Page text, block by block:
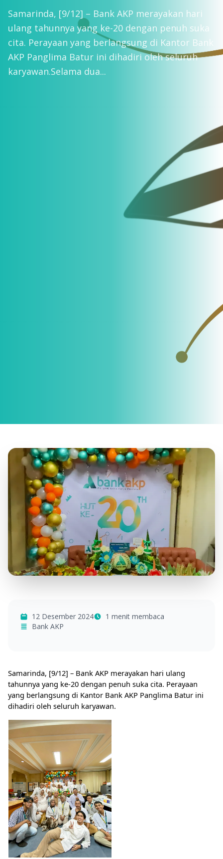
Samarinda, [9/12] – Bank AKP merayakan hari
ulang tahunnya yang ke-20 dengan penuh suka
cita. Perayaan yang berlangsung di Kantor Bank
AKP Panglima Batur ini dihadiri oleh seluruh
karyawan. Selama dua...
12 Desember 2024
1 menit membaca
Bank AKP
Samarinda, [9/12] – Bank AKP merayakan hari ulang
tahunnya yang ke-20 dengan penuh suka cita. Perayaan
yang berlangsung di Kantor Bank AKP Panglima Batur ini
dihadiri oleh seluruh karyawan.